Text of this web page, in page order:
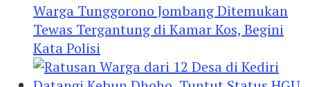
Warga Tunggorono Jombang Ditemukan
Tewas Tergantung di Kamar Kos, Begini
Kata Polisi